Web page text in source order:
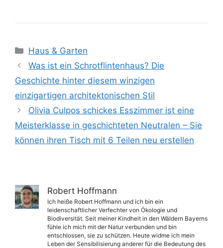
Kategorien
Haus & Garten
Was ist ein Schrotflintenhaus? Die
Geschichte hinter diesem winzigen
einzigartigen architektonischen Stil
Olivia Culpos schickes Esszimmer ist eine
Meisterklasse in geschichteten Neutralen – Sie
können ihren Tisch mit 6 Teilen neu erstellen
Robert Hoffmann
Ich heiße Robert Hoffmann und ich bin ein
leidenschaftlicher Verfechter von Ökologie und
Biodiversität. Seit meiner Kindheit in den Wäldern Bayerns
fühle ich mich mit der Natur verbunden und bin
entschlossen, sie zu schützen. Heute widme ich mein
Leben der Sensibilisierung anderer für die Bedeutung des